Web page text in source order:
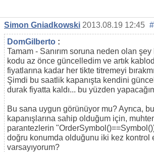
Simon Gniadkowski 2013.08.19 12:45
DomGilberto :
Tamam - Sanırım soruna neden olan şey
kodu az önce güncelledim ve artık
fiyatlarına kadar her tikte titremeyi
Şimdi bu saatlik kapanışta kendini
durak fiyatta kaldı... bu yüzden
Bu sana uygun görünüyor mu? Ayrıca,
kapanışlarına sahip olduğum için,
parantezlerin
doğru konumda olduğunu iki kez kontrol
varsayıyorum?